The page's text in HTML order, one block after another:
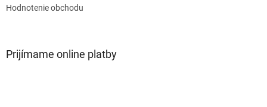
Hodnotenie obchodu
Prijímame online platby